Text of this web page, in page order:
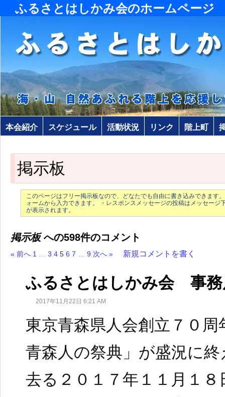
ふるさとはしかみ会のホームページ
本会紹介 スケジュール 活動状況 リンク 階上町
掲示板
このページはフリー掲示板なので、どなたでも自由に書き込みできます
ォームから入力できます。 ・レスポンスメッセージの投稿はメッセージ
が表示されます。
掲示板への598件のコメント
« 前へ 1 3 4 5 6 7 9 次へ » 新規コメントを書く
ふるさとはしかみ会 事務
2017年11月22日 6:21 AM
東京青森県人会創立７０周
青森人の祭典」が盛況に
去る２０１７年１１月１